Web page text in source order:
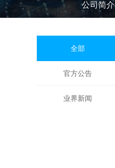
公司简介
全部
官方公告
业界新闻